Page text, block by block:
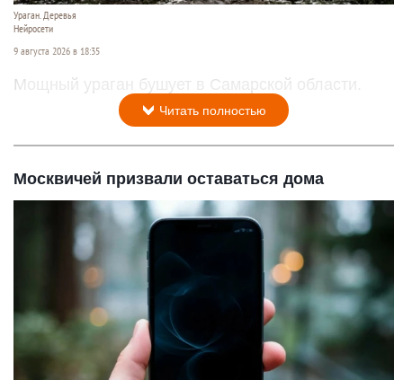
Ураган. Деревья
Нейросети
9 августа 2026 в 18:35
Мощный ураган бушует в Самарской области.
Читать полностью
Москвичей призвали оставаться дома